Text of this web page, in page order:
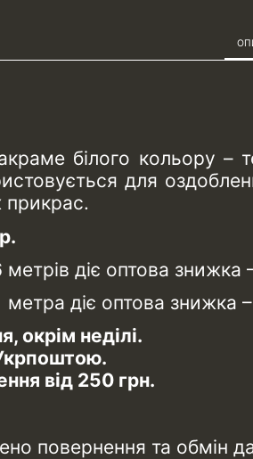
білого кольору –
для
прикрас.
діє оптова знижка
метра діє оптова знижка
окрім неділі.
від 250 грн.
повернення та обмін